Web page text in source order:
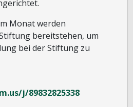
Monat werden
bereitstehen, um
bei der Stiftung zu
j/89832825338